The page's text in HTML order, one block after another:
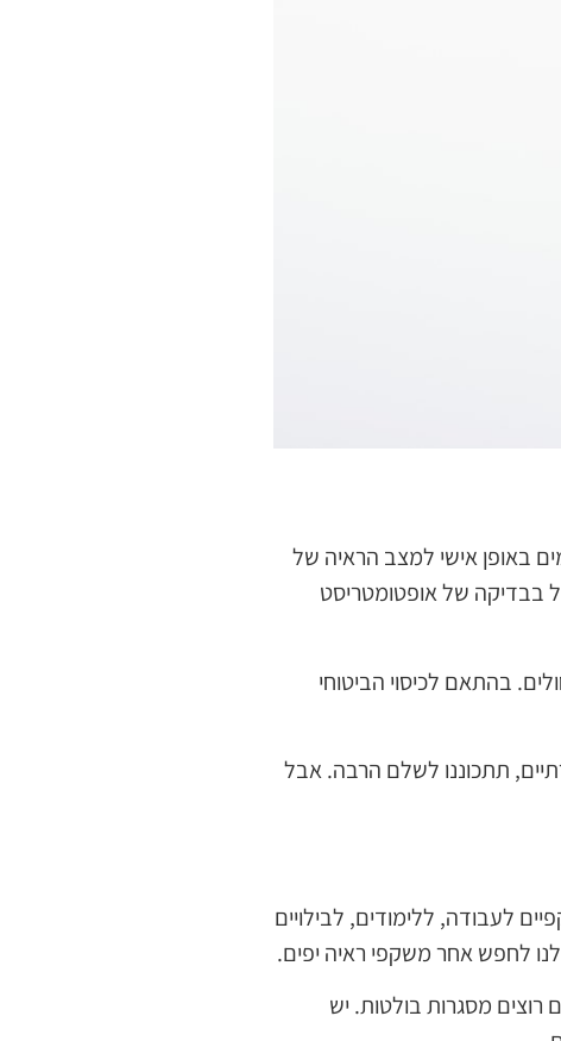
באופן אישי למצב הראיה של
בבדיקה של אופטומטריסט
בהתאם לכיסוי הביטוחי
תתכוננו לשלם הרבה. אבל
לעבודה, ללימודים, לבילויים
לחפש אחר משקפי ראיה יפים.
מסגרות בולטות. יש